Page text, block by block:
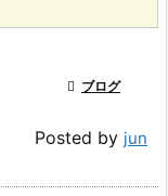
 ブログ
Posted by jun